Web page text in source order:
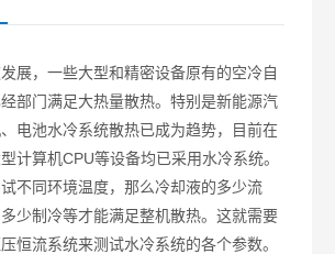
么冷却液的多少流量、多少温度、多
足整机散热。这就需要前期通过恒温
测试水冷系统的各个参数。冷却液恒
展，一些大型和精密设备原有的空冷自
部门满足大热量散热。特别是新能源汽
电池水冷系统散热已成为趋势，目前在
计算机CPU等设备均已采用水冷系统。
不同环境温度，那么冷却液的多少流
少制冷等才能满足整机散热。这就需要
恒流系统来测试水冷系统的各个参数。